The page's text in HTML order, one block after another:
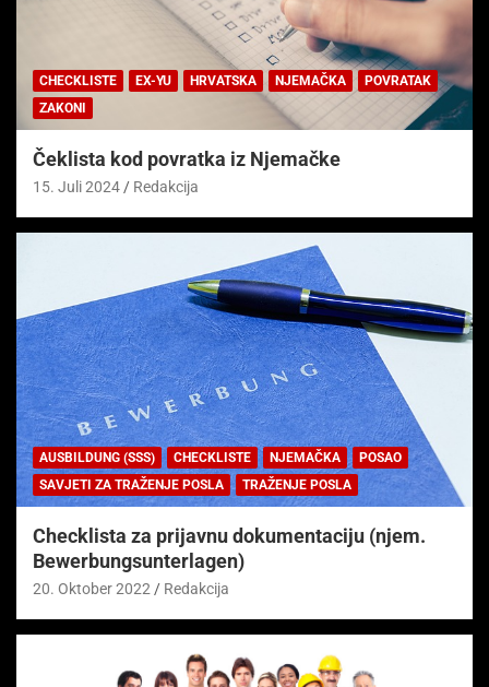
CHECKLISTE EX-YU HRVATSKA NJEMAČKA
POVRATAK
ZAKONI
Čeklista kod povratka iz Njemačke
15. Juli 2024 Redakcija
AUSBILDUNG (SSS) CHECKLISTE NJEMAČKA
POSAO
SAVJETI ZA TRAŽENJE POSLA
TRAŽENJE POSLA
Checklista za prijavnu dokumentaciju (njem.
Bewerbungsunterlagen)
20. Oktober 2022 Redakcija